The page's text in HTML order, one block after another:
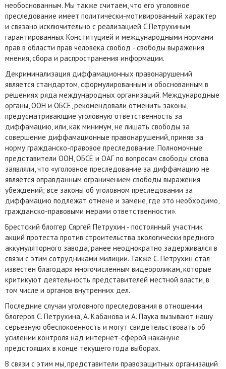
необоснованным. Мы также считаем, что его уголовное
преследование имеет политически-мотивированный характер
и связано исключительно с реализацией С.Петрухиным
гарантированных Конституцией и международными нормами
прав в области прав человека свобод - свободы выражения
мнения, сбора и распространения информации.
Декриминализация диффамационных правонарушений
является стандартом, сформулированным и обоснованным в
решениях ряда международных организаций. Международные
органы, ООН и ОБСЕ, рекомендовали отменить законы,
предусматривающие уголовную ответственность за
диффамацию, или, как минимум, не лишать свободы за
совершение диффамационные правонарушений, приняв за
норму гражданско-правовое преследование. Полномочные
представители ООН, ОБСЕ и ОАГ по вопросам свободы слова
заявляли, что «уголовное преследование за диффамацию не
является оправданным ограничением свободы выражения
убеждений; все законы об уголовном преследовании за
диффамацию подлежат отмене и замене, где это необходимо,
гражданско-правовыми мерами ответственности».
Брестский блоггер Cяргей Петрухин - постоянный участник
акций протеста против строительства экологически вредного
аккумуляторного завода, ранее неоднократно задерживался в
связи с этим сотрудниками милиции. Также С. Петрухин стал
известен благодаря многочисленным видеороликам, которые
критикуют деятельность представителей местной власти, в
том числе и органов внутренних дел.
Последние случаи уголовного преследования в отношении
блогеров С. Петрухина, А. Кабанова и А. Паука вызывают нашу
серьезную обеспокоенность и могут свидетельствовать об
усилении контроля над интернет-сферой накануне
предстоящих в конце текущего года выборах.
В связи с этим мы, представители правозащитных организаций